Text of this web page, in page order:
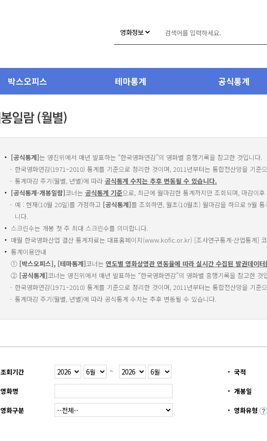
박스오피스 테마통계 공식통계
[공식통계]는 영진위에서 매년 발표하는 “한국영화연감”의 영화별 흥행기록을 참고한 것입니다.
한국영화연감(1971~2010) 통계를 기준으로 정리한 것이며, 2011년부터는 통합전산망을 기준
통계마감 주기(월별, 년별)에 따라 공식통계 수치는 추후 변동될 수 있습니다.
[공식통계-개봉일람]코너는 공식통계 기준으로, 최근에 월마감한 통계까지만 조회되며, 마감이
예 : 현재(10월 20일)를 가정하고 [공식통계]를 조회하면, 월초(10월초) 월마감을 하므로 9월
니다.
스크린수는 개봉 첫 주 최대 스크린수를 의미합니다.
매월 한국영화산업 결산 통계자료는 대표홈페이지(www.kofic.or.kr) [조사연구통계-산업통계]
통계이용안내
① [박스오피스], [테마통계]코너는 연도별 영화상영관 연동율에 따라 실시간 수집된 발권데이
② [공식통계]코너는 영진위에서 매년 발표하는 “한국영화연감”의 영화별 흥행기록을 참고한 것
한국영화연감(1971~2010) 통계를 기준으로 정리한 것이며, 2011년부터는 통합전산망을 기
통계마감 주기(월별, 년별)에 따라 공식통계 수치는 추후 변동될 수 있습니다.
조회기간 ~ 국적
영화명 개봉일
영화구분 영화유형